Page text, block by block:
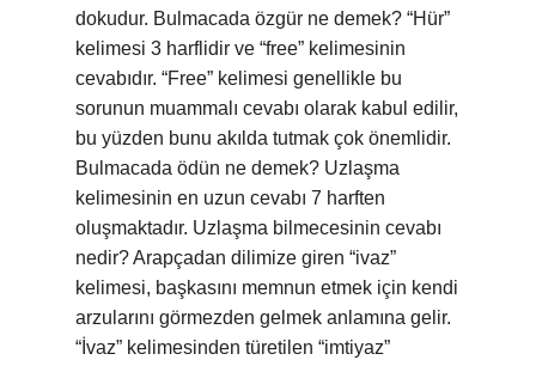
dokudur. Bulmacada özgür ne demek? “Hür”
kelimesi 3 harflidir ve “free” kelimesinin
cevabıdır. “Free” kelimesi genellikle bu
sorunun muammalı cevabı olarak kabul edilir,
bu yüzden bunu akılda tutmak çok önemlidir.
Bulmacada ödün ne demek? Uzlaşma
kelimesinin en uzun cevabı 7 harften
oluşmaktadır. Uzlaşma bilmecesinin cevabı
nedir? Arapçadan dilimize giren “ivaz”
kelimesi, başkasını memnun etmek için kendi
arzularını görmezden gelmek anlamına gelir.
“İvaz” kelimesinden türetilen “imtiyaz”